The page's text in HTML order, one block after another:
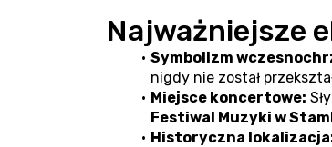
Najważniejsze
Symbolizm
nigdy nie został
Miejsce koncertowe:
Festiwal Muzyki w
Historyczna